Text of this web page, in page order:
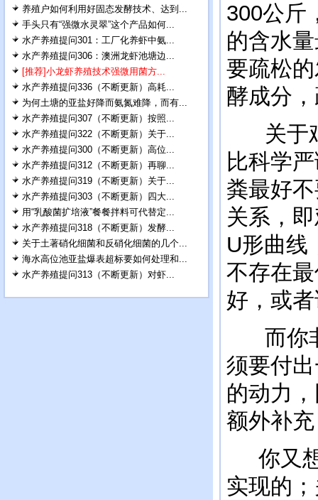
养殖户如何利用好固态发酵技术、达到...
手头只有“强微水灵翠”这个产品如何...
水产养殖提问301：工厂化养虾中氨...
水产养殖提问306：澳洲龙虾池塘边...
[推荐]小龙虾养殖技术强微用菌方...
水产养殖提问336（不断更新）高耗...
为何土塘的亚盐好降而氨氮难降，而有...
水产养殖提问307（不断更新）按照...
水产养殖提问322（不断更新）关于...
水产养殖提问300（不断更新）高位...
水产养殖提问312（不断更新）再聊...
水产养殖提问319（不断更新）关于...
水产养殖提问303（不断更新）四大...
用“乳酸菌扩培液”餐餐拌料可代替定...
水产养殖提问318（不断更新）发酵...
关于土著硝化细菌和反硝化细菌的几个...
海水高位池亚盐爆表超标要如何处理和...
水产养殖提问313（不断更新）对虾...
300公斤
的含水
要疏松
酵成分
关于鸡
比科学
粪最好
关系，
U形曲线
不存在
好，或
而你非
须要付
的动力
额外补
你又想
实现的